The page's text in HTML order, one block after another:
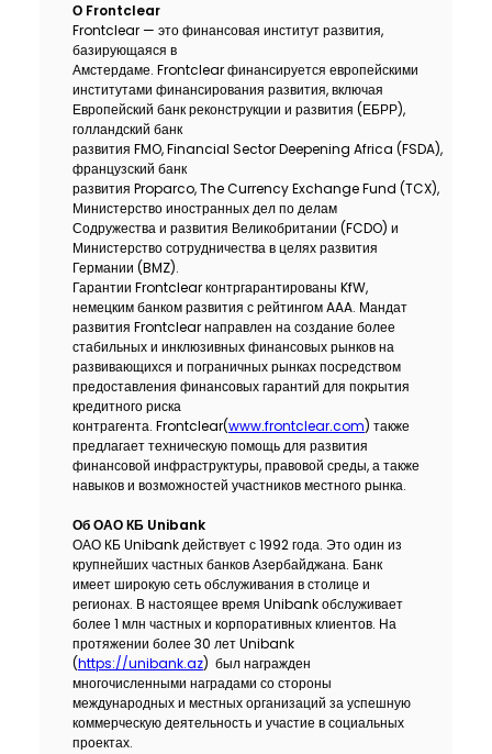
О Frontclear
Frontclear — это финансовая институт развития,
базирующаяся в
Амстердаме. Frontclear финансируется европейскими
институтами финансирования развития, включая
Европейский банк реконструкции и развития (ЕБРР),
голландский банк
развития FMO, Financial Sector Deepening Africa (FSDA),
французский банк
развития Proparco, The Currency Exchange Fund (TCX),
Министерство иностранных дел по делам
Содружества и развития Великобритании (FCDO) и
Министерство сотрудничества в целях развития
Германии (BMZ).
Гарантии Frontclear контргарантированы KfW,
немецким банком развития с рейтингом AAA. Мандат
развития Frontclear направлен на создание более
стабильных и инклюзивных финансовых рынков на
развивающихся и пограничных рынках посредством
предоставления финансовых гарантий для покрытия
кредитного риска
контрагента. Frontclear(www.frontclear.com) также
предлагает техническую помощь для развития
финансовой инфраструктуры, правовой среды, а также
навыков и возможностей участников местного рынка.
Об ОАО КБ Unibank
ОАО КБ Unibank действует с 1992 года. Это один из
крупнейших частных банков Азербайджана. Банк
имеет широкую сеть обслуживания в столице и
регионах. В настоящее время Unibank обслуживает
более 1 млн частных и корпоративных клиентов. На
протяжении более 30 лет Unibank
(https://unibank.az) был награжден
многочисленными наградами со стороны
международных и местных организаций за успешную
коммерческую деятельность и участие в социальных
проектах.